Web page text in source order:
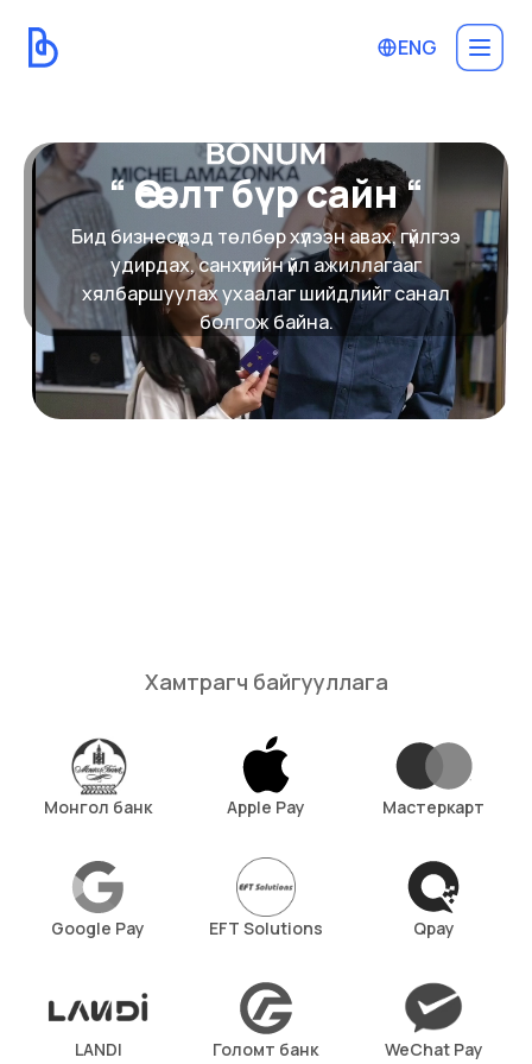
ENG open
“ Өсөлт бүр сайн “
Бид бизнесүүдэд төлбөр хүлээн авах, гүйлгээ
удирдах, санхүүгийн үйл ажиллагааг
хялбаршуулах ухаалаг шийдлийг санал
болгож байна.
Хамтрагч байгууллага
Монгол банк Apple Pay Мастеркарт
Google Pay EFT Solutions Qpay
LANDI Голомт банк WeChat Pay